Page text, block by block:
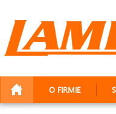
O FIRMIE